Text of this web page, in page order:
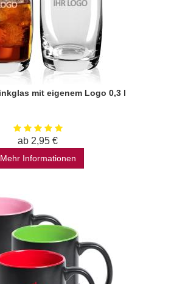
mit eigenem Logo 0,3 l
ab 2,95 €
Mehr Informationen